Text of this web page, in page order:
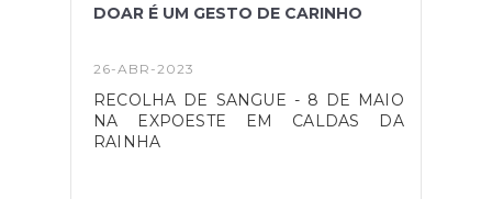
DOAR É UM GESTO DE CARINHO
26-ABR-2023
RECOLHA DE SANGUE - 8 DE MAIO
NA EXPOESTE EM CALDAS DA
RAINHA